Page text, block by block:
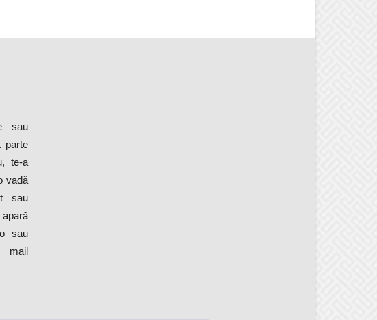
sau
parte
te-a
vadă
sau
sau